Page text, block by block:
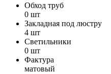
Обход труб
0 шт
Закладная под люстру
4 шт
Светильники
0 шт
Фактура
матовый